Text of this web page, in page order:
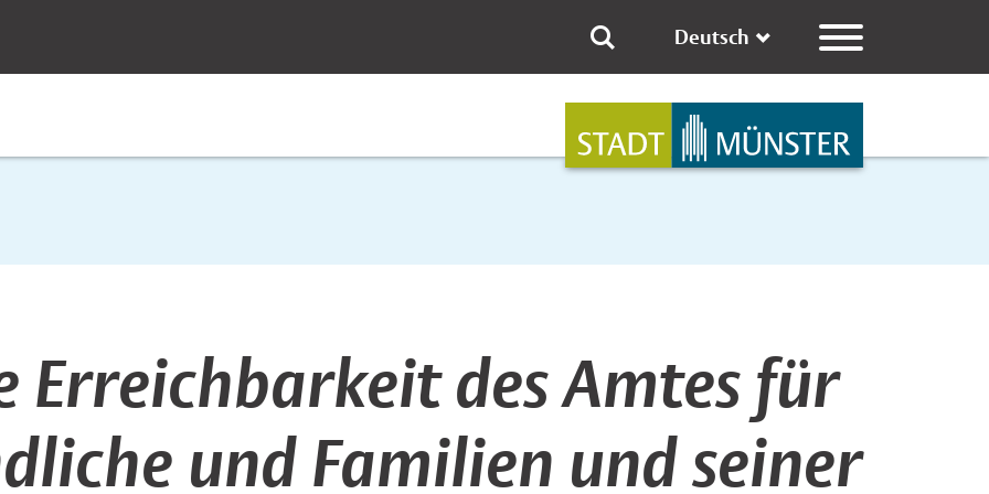
und Familien und seine
Deutsch
Erreichbarkeit des Amtes für
und Familien und seiner